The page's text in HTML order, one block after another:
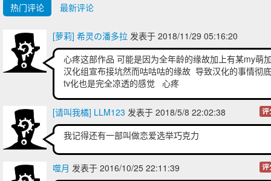
热门评论 最新评论
[萝莉] 希灵の潘多拉 发表于 2018/11/29 05:16:20
心疼这部作品 可能是因为全年龄的缘故加上有某my萌
汉化组宣布接坑然而咕咕咕的缘故 导致汉化的事情彻
tv化也是完全凉透的感觉 心疼
[请叫我橘] LLM123 发表于 2018/5/8 22:02:38 评
我记得还有一部叫做恋爱选举巧克力
噬月 发表于 2016/10/25 22:11:39 评